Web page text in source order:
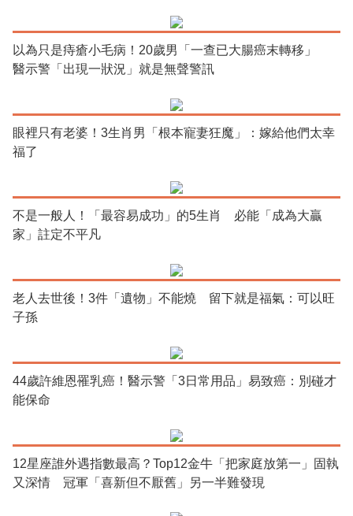
以為只是痔瘡小毛病！20歲男「一查已大腸癌末轉移」
醫示警「出現一狀況」就是無聲警訊
眼裡只有老婆！3生肖男「根本寵妻狂魔」：嫁給他們太幸
福了
不是一般人！「最容易成功」的5生肖 必能「成為大贏
家」註定不平凡
老人去世後！3件「遺物」不能燒 留下就是福氣：可以旺
子孫
44歲許維恩罹乳癌！醫示警「3日常用品」易致癌：別碰才
能保命
12星座誰外遇指數最高？Top12金牛「把家庭放第一」固執
又深情 冠軍「喜新但不厭舊」另一半難發現